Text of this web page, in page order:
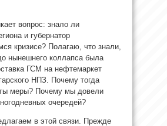
вопрос: знало ли
и губернатор
кризисе? Полагаю, что знали,
нынешнего коллапса была
ГСМ на нефтемаркет
НПЗ. Почему тогда
меры? Почему мы довели
очередей?
в этой связи. Прежде